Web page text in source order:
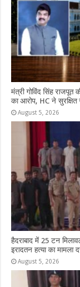
मंत्री गोविंद सिंह राजपूत
का आरोप, HC ने
August 5, 2026
हैदराबाद में 25 टन
इरादतन हत्या का मामला
August 5, 2026